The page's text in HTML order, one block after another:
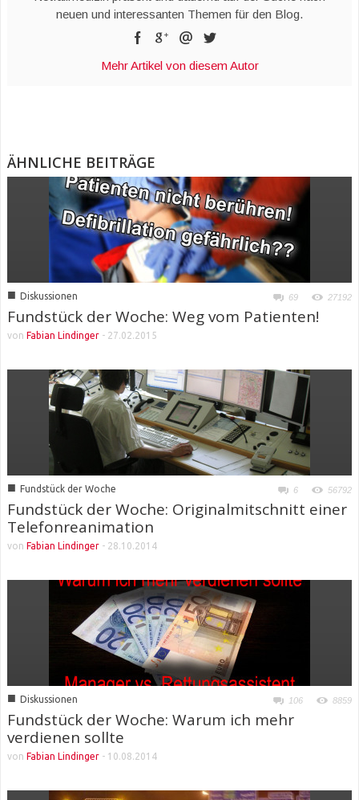
neuen und interessanten Themen für den Blog.
Mehr Artikel von diesem Autor
ÄHNLICHE BEITRÄGE
■ Diskussionen 69 27192
Fundstück der Woche: Weg vom Patienten!
von Fabian Lindinger - 27.02.2015
■ Fundstück der Woche 6 56792
Fundstück der Woche: Originalmitschnitt einer
Telefonreanimation
von Fabian Lindinger - 28.10.2014
■ Diskussionen 106 8859
Fundstück der Woche: Warum ich mehr
verdienen sollte
von Fabian Lindinger - 10.08.2014